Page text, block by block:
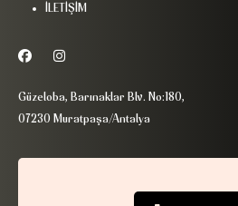
İLETİŞİM
Güzeloba, Barınaklar Blv. No:180,
07230 Muratpaşa/Antalya